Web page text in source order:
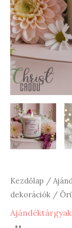
Kezdőlap /
dekorációk /
Ajándéktárgyak